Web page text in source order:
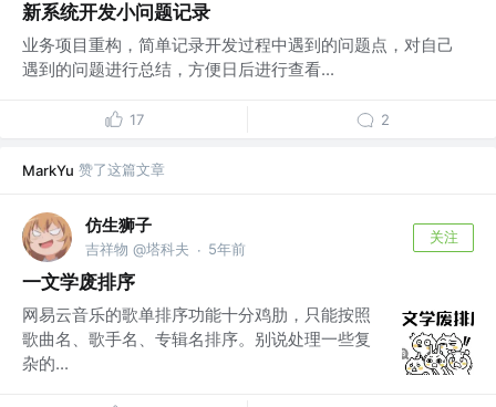
新系统开发小问题记录
业务项目重构，简单记录开发过程中遇到的问题点，对自己
遇到的问题进行总结，方便日后进行查看...
17 2
MarkYu 赞了这篇文章
仿生狮子
吉祥物 @塔科夫 · 5年前
关注
一文学废排序
网易云音乐的歌单排序功能十分鸡肋，只能按照
歌曲名、歌手名、专辑名排序。别说处理一些复
杂的...